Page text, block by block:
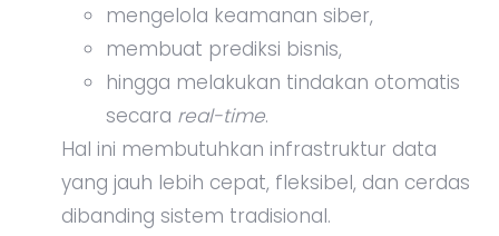
mengelola keamanan siber,
membuat prediksi bisnis,
hingga melakukan tindakan otomatis
secara real-time.
Hal ini membutuhkan infrastruktur data
yang jauh lebih cepat, fleksibel, dan cerdas
dibanding sistem tradisional.